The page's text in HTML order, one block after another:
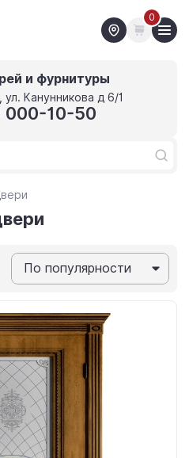
0
и фурнитуры
Канунникова д 6/1
000-10-50
По популярности